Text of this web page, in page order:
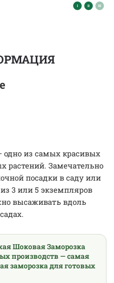
из самых красивых
растений. Замечательно
посадки в саду или
3 или 5 экземпляров
высаживать вдоль
Шоковая Заморозка
производств — самая
заморозка для готовых